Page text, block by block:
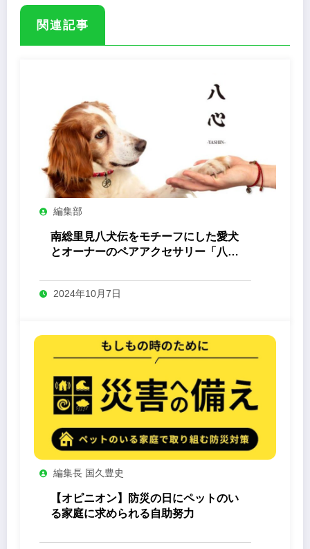
関連記事
編集部
南総里見八犬伝をモチーフにした愛犬
とオーナーのペアアクセサリー「八心
2024年10月7日
編集長 国久豊史
【オピニオン】防災の日にペットのい
る家庭に求められる自助努力